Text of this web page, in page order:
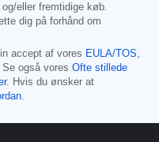
eller fremtidige køb.
dig på forhånd om
accept af vores EULA/TOS,
Se også vores Ofte stillede
. Hvis du ønsker at
.